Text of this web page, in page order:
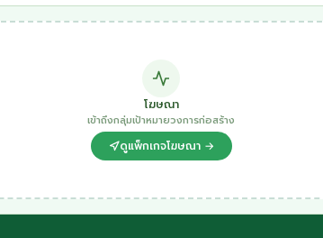
โฆษณา
เข้าถึงกลุ่มเป้าหมายวงการก่อสร้าง
ดูแพ็กเกจโฆษณา →